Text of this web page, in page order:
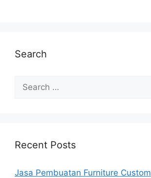
Search
for:
Recent Posts
Jasa Pembuatan Furniture Custom